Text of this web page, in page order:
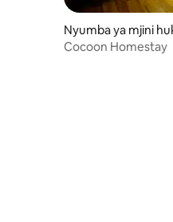
Nyumba ya mjini
eri
Cocoon Homestay